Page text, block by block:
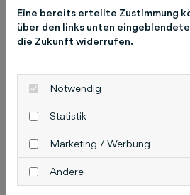
Pitschke Leitung
pitschke@schluetersche.de
8355 Schlütersche
www.schluetersche.de
Das könnte Sie
interessieren
Eine bereits erteilte Zustimmung
über den links unten
die Zukunft widerrufen.
Notwendig
Statistik
Marketing / Werbung
Andere